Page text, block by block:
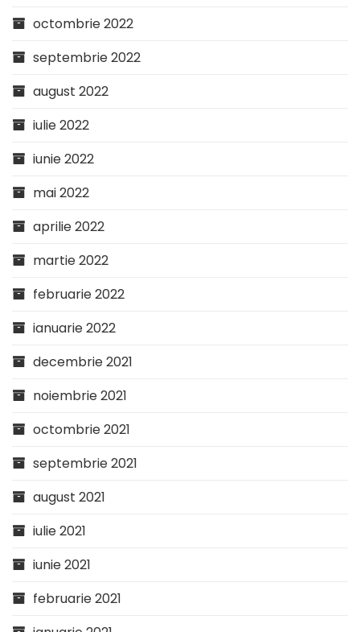
octombrie 2022
septembrie 2022
august 2022
iulie 2022
iunie 2022
mai 2022
aprilie 2022
martie 2022
februarie 2022
ianuarie 2022
decembrie 2021
noiembrie 2021
octombrie 2021
septembrie 2021
august 2021
iulie 2021
iunie 2021
februarie 2021